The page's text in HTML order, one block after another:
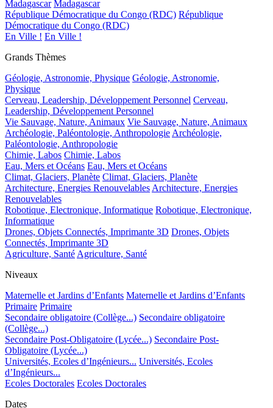
Madagascar Madagascar
République Démocratique du Congo (RDC) République
Démocratique du Congo (RDC)
En Ville ! En Ville !
Grands Thèmes
Géologie, Astronomie, Physique Géologie, Astronomie,
Physique
Cerveau, Leadership, Développement Personnel Cerveau,
Leadership, Développement Personnel
Vie Sauvage, Nature, Animaux Vie Sauvage, Nature, Animaux
Archéologie, Paléontologie, AnthropologieArchéologie,
Paléontologie, Anthropologie
Chimie, Labos Chimie, Labos
Eau, Mers et Océans Eau, Mers et Océans
Climat, Glaciers, Planète Climat, Glaciers, Planète
Architecture, Energies RenouvelablesArchitecture, Energies
Renouvelables
Robotique, Electronique, Informatique Robotique, Electronique,
Informatique
Drones, Objets Connectés, Imprimante 3D Drones, Objets
Connectés, Imprimante 3D
Agriculture, SantéAgriculture, Santé
Niveaux
Maternelle et Jardins d’Enfants Maternelle et Jardins d’Enfants
Primaire Primaire
Secondaire obligatoire (Collège...) Secondaire obligatoire
(Collège...)
Secondaire Post-Obligatoire (Lycée...) Secondaire Post-
Obligatoire (Lycée...)
Universités, Ecoles d’Ingénieurs... Universités, Ecoles
d’Ingénieurs...
Ecoles Doctorales Ecoles Doctorales
Dates